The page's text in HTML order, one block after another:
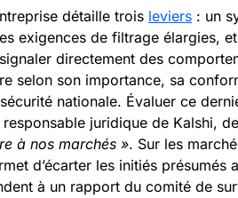
détaille trois leviers : un
exigences de filtrage élargies,
directement des
selon son importance, sa
nationale. Évaluer ce
juridique de Kalshi,
à nos marchés ». Sur les
d’écarter les initiés présumés
à un rapport du comité de